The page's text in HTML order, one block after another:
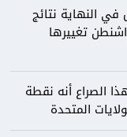
النهاية نتائج
تغييرها
الصراع أنه نقطة
المتحدة